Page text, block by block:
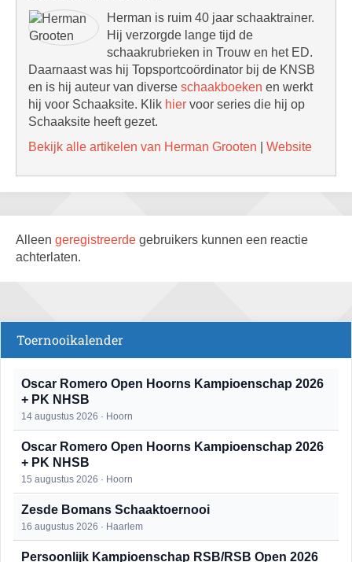
Herman is ruim 40 jaar schaaktrainer.
Hij verzorgde lange tijd de
schaakrubrieken in Trouw en het ED.
Daarnaast was hij Topsportcoördinator bij de KNSB
en is hij auteur van diverse schaakboeken en werkt
hij voor Schaaksite. Klik hier voor series die hij op
Schaaksite heeft gezet.
Bekijk alle artikelen van Herman Grooten
Website
Alleen geregistreerde gebruikers kunnen een reactie
achterlaten.
Toernooikalender
Oscar Romero Open Hoorns Kampioenschap 2026
+ PK NHSB
14 augustus 2026 · Hoorn
Oscar Romero Open Hoorns Kampioenschap 2026
+ PK NHSB
15 augustus 2026 · Hoorn
Zesde Bomans Schaaktoernooi
16 augustus 2026 · Haarlem
Persoonlijk Kampioenschap RSB/RSB Open 2026